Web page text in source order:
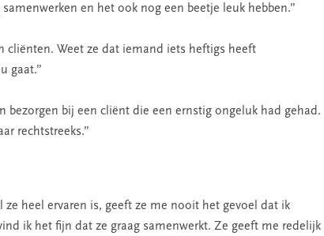
en het ook nog een beetje leuk hebben.”
cliënten. Weet ze dat iemand iets heftigs heeft
gaat.”
bezorgen bij een cliënt die een ernstig ongeluk had gehad.
rechtstreeks.”
ze heel ervaren is, geeft ze me nooit het gevoel dat ik
ik het fijn dat ze graag samenwerkt. Ze geeft me redelijk